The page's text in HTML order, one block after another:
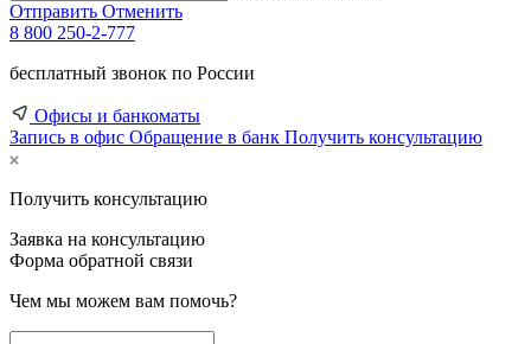
Отправить Отменить
8 800 250-2-777
бесплатный звонок по России
Офисы и банкоматы
Запись в офис Обращение в банк Получить консультацию
Получить консультацию
Заявка на консультацию
Форма обратной связи
Чем мы можем вам помочь?